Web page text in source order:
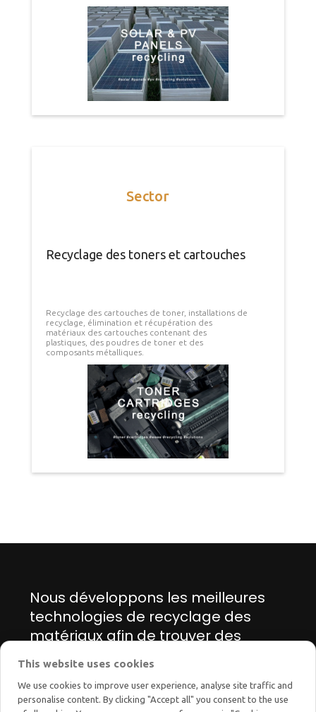
Sector
Recyclage des toners et cartouches
Recyclage des cartouches de toner, installations de
recyclage, élimination et récupération des
matériaux des cartouches contenant des
plastiques, des poudres de toner et des
composants métalliques.
Nous développons les meilleures
technologies de recyclage des
matériaux afin de trouver des
solutions innovantes pour la
transition énergétique et écologique.
This website uses cookies
We use cookies to improve user experience, analyse site traffic and
personalise content. By clicking "Accept all" you consent to the use